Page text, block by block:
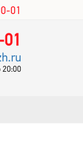
01
20:00